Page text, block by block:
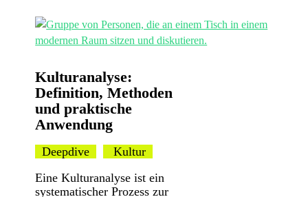
Kulturanalyse:
Definition, Methoden
und praktische
Anwendung
Deepdive
Kultur
Eine Kulturanalyse ist ein
systematischer Prozess zur